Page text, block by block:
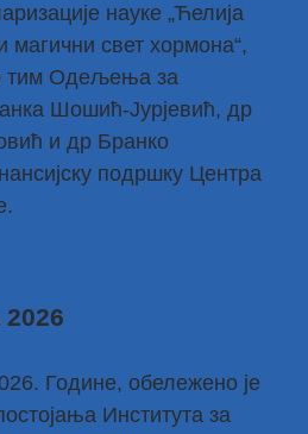
науке „Ћелија
магични свет хормона“,
тим Одељења за
Шошић-Јурјевић, др
и др Бранко
подршку Центра
Године, обележено је
Института за